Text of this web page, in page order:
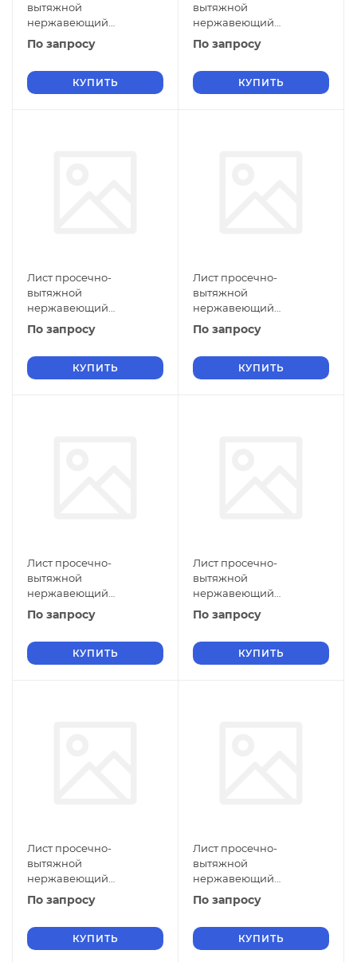
вытяжной
нержавеющий
5х1400х1500 мм ПВЛ 308
12Х18Н10Т ГОСТ 8706-78
По запросу
КУПИТЬ
вытяжной
нержавеющий
5х1250х3000 мм ПВЛ 308
12Х18Н10Т ГОСТ 8706-78
По запросу
КУПИТЬ
Лист просечно-
вытяжной
нержавеющий
5х1100х2500 мм ПВЛ 308
12Х18Н10Т ГОСТ 8706-78
По запросу
КУПИТЬ
Лист просечно-
вытяжной
нержавеющий
5х1000х2000 мм ПВЛ 308
12Х18Н10Т ГОСТ 8706-78
По запросу
КУПИТЬ
Лист просечно-
вытяжной
нержавеющий
5х900х1500 мм ПВЛ 308
12Х18Н10Т ГОСТ 8706-78
По запросу
КУПИТЬ
Лист просечно-
вытяжной
нержавеющий
5х800х3000 мм ПВЛ 308
12Х18Н10Т ГОСТ 8706-78
По запросу
КУПИТЬ
Лист просечно-
вытяжной
нержавеющий
5х710х2500 мм ПВЛ 308
12Х18Н10Т ГОСТ 8706-78
По запросу
КУПИТЬ
Лист просечно-
вытяжной
нержавеющий
5х600х2000 мм ПВЛ 308
12Х18Н10Т ГОСТ 8706-78
По запросу
КУПИТЬ